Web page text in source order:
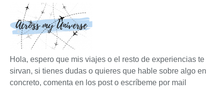
Hola, espero que mis viajes o el resto de experiencias te
sirvan, si tienes dudas o quieres que hable sobre algo en
concreto, comenta en los post o escríbeme por mail